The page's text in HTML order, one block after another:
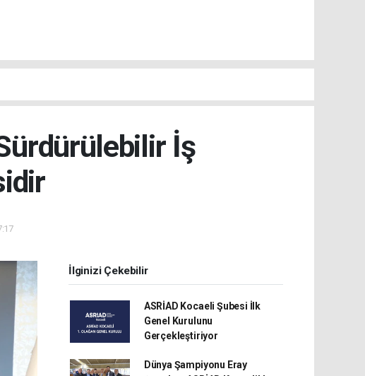
İş
İlginizi Çekebilir
ASRİAD Kocaeli Şubesi İlk
Genel Kurulunu
Gerçekleştiriyor
Dünya Şampiyonu Eray